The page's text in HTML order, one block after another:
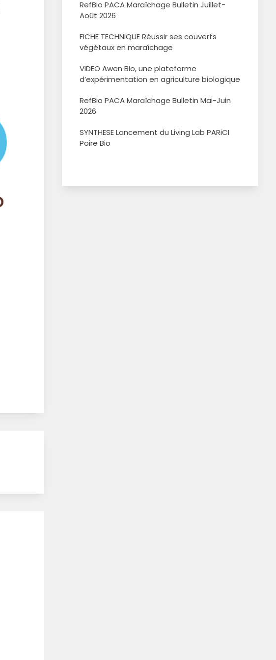
RefBio PACA Maraîchage Bulletin Juillet-
Août 2026
FICHE TECHNIQUE Réussir ses couverts
végétaux en maraîchage
VIDEO Awen Bio, une plateforme
d’expérimentation en agriculture biologique
RefBio PACA Maraîchage Bulletin Mai-Juin
2026
SYNTHESE Lancement du Living Lab PARiCI
Poire Bio